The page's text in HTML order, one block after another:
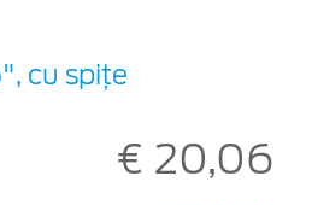
cu spițe
€ 20,06